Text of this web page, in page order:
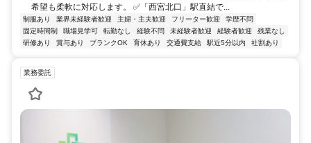
希望も柔軟に対応します。 ✅️「西宮北口」駅直結で...
制服あり 業界未経験者歓迎 主婦・主夫歓迎 フリーター歓迎
学歴不問
固定時間制
職場見学可 転勤なし 経験不問 未経験者歓迎 経験者歓迎
残業なし
研修あり
賞与あり ブランクOK 育休あり 交通費支給 駅近5分以内 社割あり
業務委託